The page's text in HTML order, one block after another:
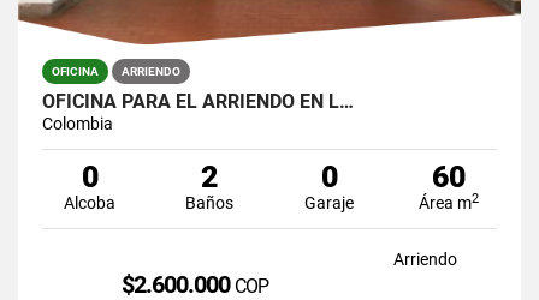
OFICINA ARRIENDO
OFICINA PARA EL ARRIENDO EN L…
Colombia
0
Alcoba
2
Baños
0
Garaje
60
Área m2
Arriendo
$2.600.000 COP